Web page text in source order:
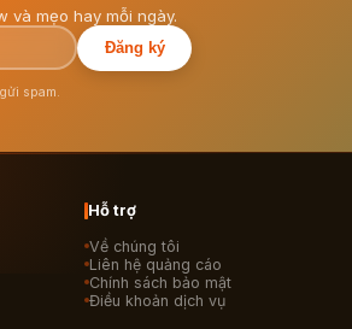
và mẹo hay mỗi ngày.
Đăng ký
spam.
Hỗ trợ
Về chúng tôi
Liên hệ quảng cáo
Chính sách bảo mật
Điều khoản dịch vụ